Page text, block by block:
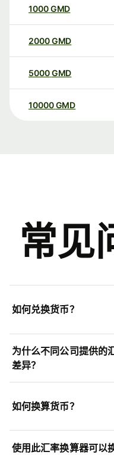
1000GMD
2000GMD
5000GMD
10000 GMD
常见
如何兑换货币？
为什么不同公司提供的
差异？
如何换算货币？
使用此汇率换算器可以